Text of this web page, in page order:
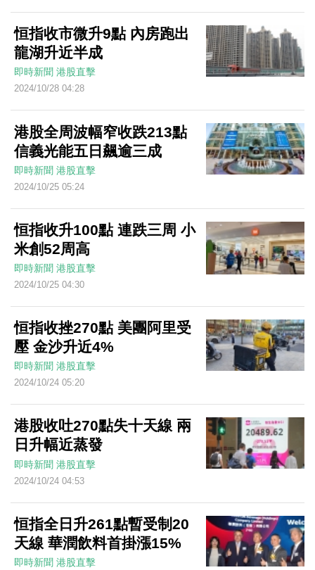
恒指收市微升9點 內房跑出
龍湖升近半成
即時新聞 港股直擊
2024/10/28 04:28
港股全周波幅窄收跌213點
信義光能五日飆逾三成
即時新聞 港股直擊
2024/10/25 05:24
恒指收升100點 連跌三周 小
米創52周高
即時新聞 港股直擊
2024/10/25 04:30
恒指收挫270點 美團阿里受
壓 金沙升近4%
即時新聞 港股直擊
2024/10/24 05:20
港股收吐270點失十天線 兩
日升幅近蒸發
即時新聞 港股直擊
2024/10/24 04:53
恒指全日升261點暫受制20
天線 華潤飲料首掛漲15%
即時新聞 港股直擊